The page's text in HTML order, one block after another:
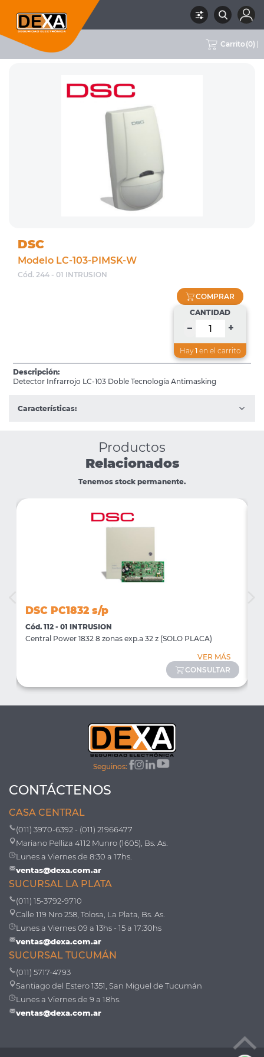
Carrito (0)
RUBRO 01 INTRUSION MARCA DSC
DSC
Modelo LC-103-PIMSK-W
Cód. 244 - 01 INTRUSION
COMPRAR
CANTIDAD
– +
Hay 1 en el carrito
Descripción:
Detector Infrarrojo LC-103 Doble Tecnología Antimasking
Características:
Productos
Relacionados
Tenemos stock permanente.
DSC PC1832 s/p
Cód. 112 - 01 INTRUSION
Central Power 1832 8 zonas exp.a 32 z (SOLO PLACA)
VER MÁS
CONSULTAR
Seguinos:
CONTÁCTENOS
CASA CENTRAL
(011) 3970-6392 - (011) 21966477
Mariano Pelliza 4112 Munro (1605), Bs. As.
Lunes a Viernes de 8:30 a 17hs.
ventas@dexa.com.ar
SUCURSAL LA PLATA
(011) 15-3792-9710
Calle 119 Nro 258, Tolosa, La Plata, Bs. As.
Lunes a Viernes 09 a 13hs - 15 a 17:30hs
ventas@dexa.com.ar
SUCURSAL TUCUMÁN
(011) 5717-4793
Santiago del Estero 1351, San Miguel de Tucumán
Lunes a Viernes de 9 a 18hs.
ventas@dexa.com.ar